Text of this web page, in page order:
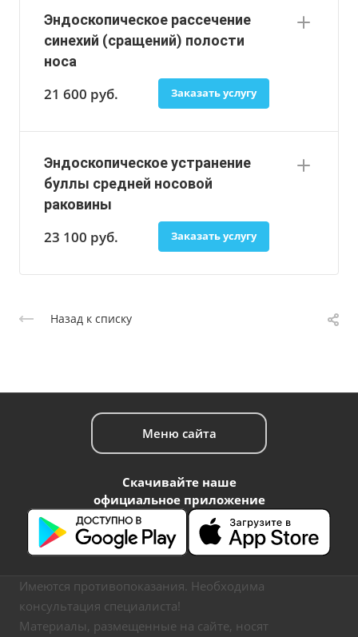
Эндоскопическое рассечение
синехий (сращений) полости
носа
21 600 руб. Заказать услугу
Эндоскопическое устранение
буллы средней носовой
раковины
23 100 руб. Заказать услугу
Назад к списку
Меню сайта
Скачивайте наше
официальное приложение
Имеются противопоказания. Необходима
консультация специалиста!
Материалы, размещенные на сайте, носят